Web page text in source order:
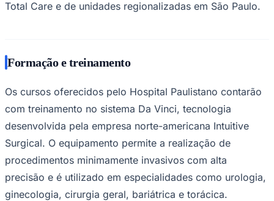
Corinthians
Total Care e de unidades regionalizadas em São Paulo.
Formação e treinamento
Os cursos oferecidos pelo Hospital Paulistano contarão
com treinamento no sistema Da Vinci, tecnologia
desenvolvida pela empresa norte-americana Intuitive
Surgical. O equipamento permite a realização de
procedimentos minimamente invasivos com alta
precisão e é utilizado em especialidades como urologia,
ginecologia, cirurgia geral, bariátrica e torácica.